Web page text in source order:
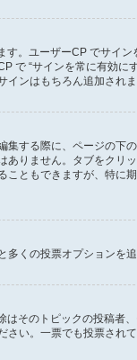
。ユーザーCP でサイ
“サインを常に有効に
ンはもちろん追加されま
する際に、ページの下
りません。タブをクリ
ともできますが、特
くの投票オプションを
そのトピックの投稿
い。一票でも投票され